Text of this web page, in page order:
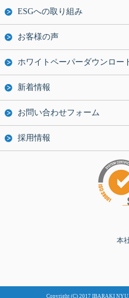
ESGへの取り組み
お客様の声
ホワイトペーパーダウンロー
新着情報
お問い合わせフォーム
採用情報
本
Copyright (C) 2017 IBARAKI